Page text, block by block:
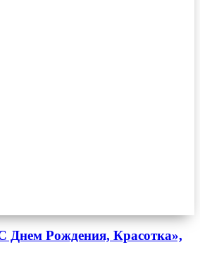
Днем Рождения, Красотка»,